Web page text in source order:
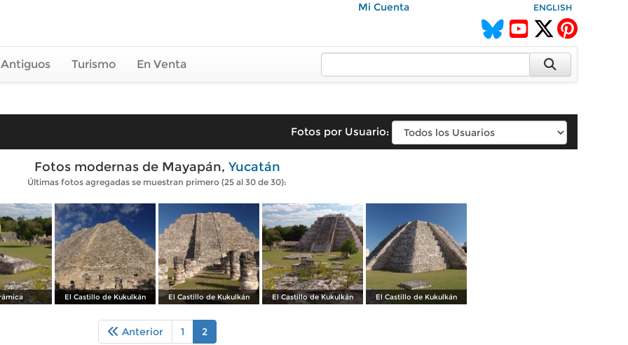
Mi Cuenta ENGLISH
Turismo En Venta
Fotos por Usuario:
Fotos modernas de Mayapán, Yucatán
Últimas fotos agregadas se muestran primero (25 al 30 de 30):
El Castillo de Kukulkán El Castillo de Kukulkán El Castillo de Kukulkán El Castillo de Kukulkán
Anterior 1 2